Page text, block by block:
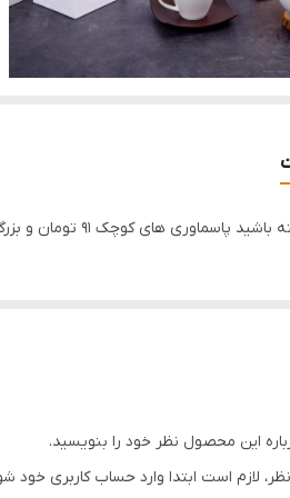
های کوچک 91 تومان و بزرگ ها 149 تومان میباشد
این محصول نظر خود را بنویسید.
لازم است ابتدا وارد حساب کاربری خود